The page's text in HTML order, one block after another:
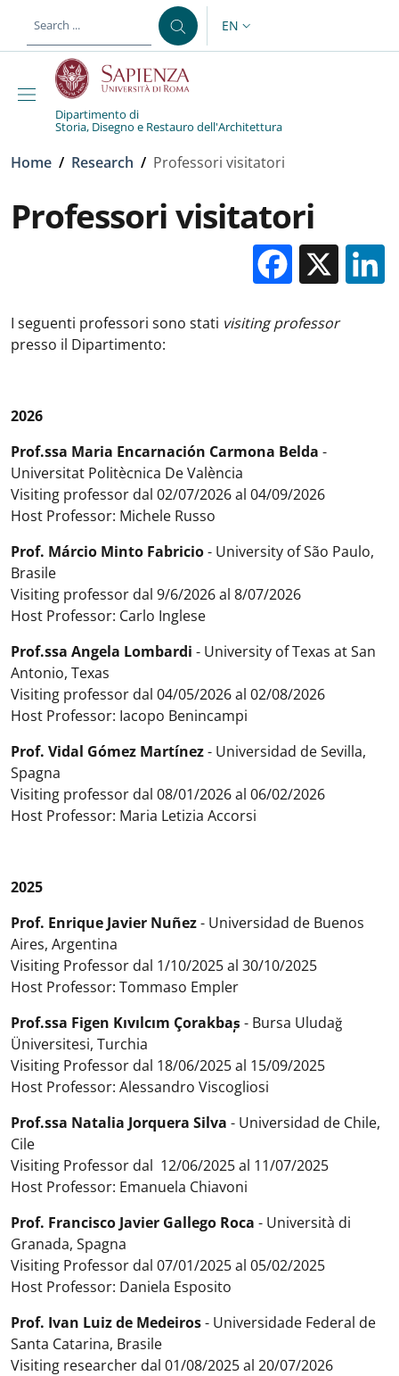
LANGUAGE SWITCHER:
EN
Dipartimento di
Storia, Disegno e Restauro dell'Architettura
Breadcrumb
Home / Research / Professori visitatori
Professori visitatori
X
I seguenti professori sono stati visiting professor
presso il Dipartimento:
2026
Prof.ssa Maria Encarnación Carmona Belda -
Universitat Politècnica De València
Visiting professor dal 02/07/2026 al 04/09/2026
Host Professor: Michele Russo
Prof. Márcio Minto Fabricio- University of São Paulo,
Brasile
Visiting professor dal 9/6/2026 al 8/07/2026
Host Professor: Carlo Inglese
Prof.ssa Angela Lombardi - University of Texas at San
Antonio, Texas
Visiting professor dal 04/05/2026 al 02/08/2026
Host Professor: Iacopo Benincampi
Prof. Vidal Gómez Martínez- Universidad de Sevilla,
Spagna
Visiting professor dal 08/01/2026 al 06/02/2026
Host Professor: Maria Letizia Accorsi
2025
Prof. Enrique Javier Nuñez- Universidad de Buenos
Aires, Argentina
Visiting Professor dal 1/10/2025 al 30/10/2025
Host Professor: Tommaso Empler
Prof.ssa Figen Kıvılcım Çorakbaş - Bursa Uludağ
Üniversitesi, Turchia
Visiting Professor dal 18/06/2025 al 15/09/2025
Host Professor: Alessandro Viscogliosi
Prof.ssa Natalia Jorquera Silva - Universidad de Chile,
Cile
Visiting Professor dal 12/06/2025 al 11/07/2025
Host Professor: Emanuela Chiavoni
Prof. Francisco Javier Gallego Roca - Università di
Granada, Spagna
Visiting Professor dal 07/01/2025 al 05/02/2025
Host Professor: Daniela Esposito
Prof. Ivan Luiz de Medeiros- Universidade Federal de
Santa Catarina, Brasile
Visiting researcher dal 01/08/2025 al 20/07/2026